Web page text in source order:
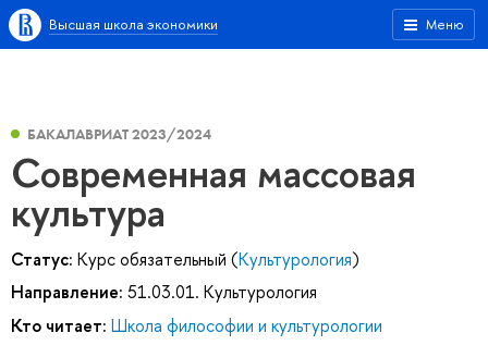
Меню
Высшая школа экономики
БАКАЛАВРИАТ 2023/2024
Современная массовая
культура
Статус: Курс обязательный (Культурология)
Направление: 51.03.01. Культурология
Кто читает: Школа философии и культурологии